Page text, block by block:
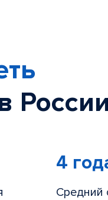
России
4
Средний